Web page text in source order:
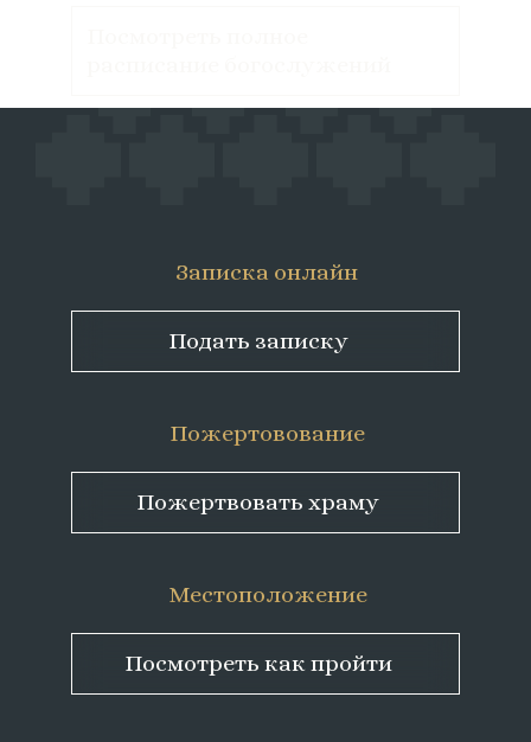
Посмотреть как пройти
Пожертвовать храму
Подать записку
Местоположение
Пожертовование
Записка онлайн